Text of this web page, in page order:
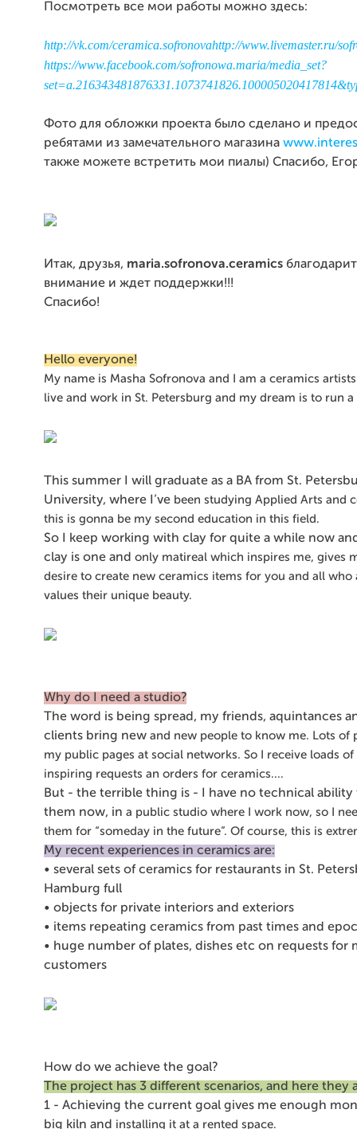
Посмотреть все мои работы можно здесь:
http://vk.com/ceramica.sofronovahttp://www.livemaster.ru/
https://www.facebook.com/sofronowa.maria/media_set?
Фото для обложки проекта было сделано и
ребятами из замечательного магазина
также можете встретить мои пиалы) Спасибо,
Итак, друзья, maria.sofronova.ceramics
внимание и ждет поддержки!!!
Спасибо!
Hello everyone!
Му name is Masha Sofronova and I am a ceramics
live and work in St. Petersburg and my dream is to run
This summer I will graduate as a BA from St.
University, where I’ve been studying Applied Arts and
this is gonna be my second education in this field.
So I keep working with clay for quite a while now
clay is one and only matireal which inspires me, gives
desire to create new ceramics items for you and all who
values their unique beauty.
Why do I need a studio?
The word is being spread, my friends, aquintances
clients bring new and new people to know me. Lots of
my public pages at social networks. So I receive loads
inspiring requests an orders for ceramics....
But - the terrible thing is - I have no technical
them now, in a public studio where I work now, so I
them for “someday in the future”. Of course, this is
My recent experiences in ceramics are:
• several sets of ceramics for restaurants in St.
Hamburg full
• objects for private interiors and exteriors
• items repeating ceramics from past times and
• huge number of plates, dishes etc on requests for
customers
How do we achieve the goal?
The project has 3 different scenarios, and here they
1 - Achieving the current goal gives me enough
big kiln and installing it at a rented space.